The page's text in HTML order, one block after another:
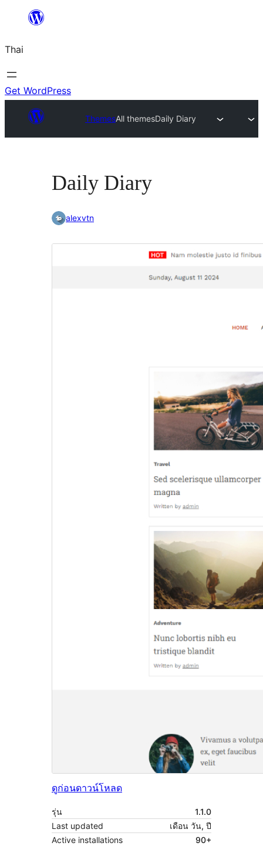
ยัง
เนื้อหา
Thai
Get WordPress
ThemesAll themesDaily Diary
Daily Diary
alexvtn
ดูก่อนดาวน์โหลด
รุ่น
1.1.0
Last updated
เดือน วัน, ปี
Active installations
90+